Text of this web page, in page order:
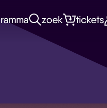
zoek tickets